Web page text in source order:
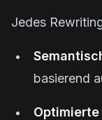
Jedes
basierend